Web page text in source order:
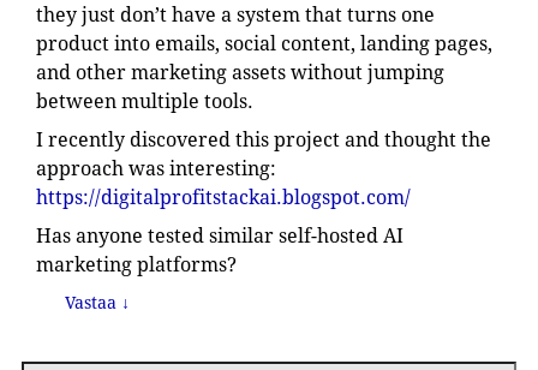
they just don’t have a system that turns one
product into emails, social content, landing pages,
and other marketing assets without jumping
between multiple tools.
I recently discovered this project and thought the
approach was interesting:
https://digitalprofitstackai.blogspot.com/
Has anyone tested similar self-hosted AI
marketing platforms?
Vastaa ↓